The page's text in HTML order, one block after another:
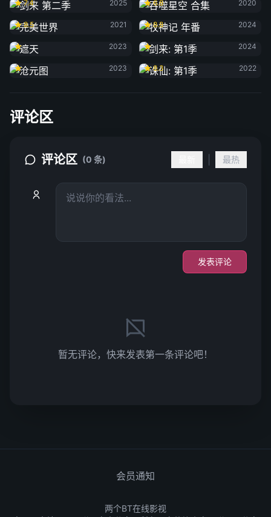
7.4
2025
6.8
2020
完美世界
8.5
2021
牧神记 年番
8.8
2024
遮天
2023
剑来: 第1季
2024
沧元图
2023
诛仙: 第1季
8.3
2022
评论区
评论区 (0 条) 最热
发表评论
暂无评论，快来发表第一条评论吧！
会员通知
两个BT在线影视